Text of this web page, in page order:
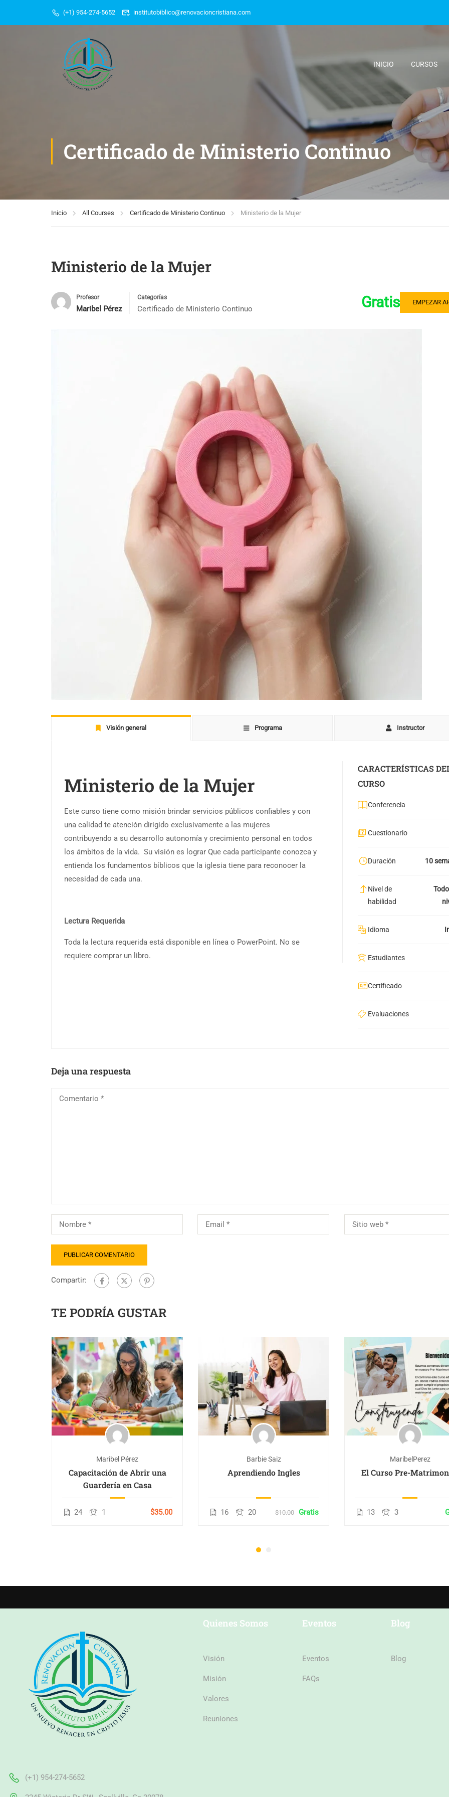
(+1) 954-274-5652 institutobiblico@renovacioncristiana.com
INICIO CURSOS
Certificado de Ministerio Continuo
Inicio All Courses Certificado de Ministerio Continuo Ministerio de la Mujer
Ministerio de la Mujer
Profesor
Maribel Pérez
Categorías
Certificado de Ministerio Continuo Gratis EMPEZAR
Visión general Programa Instructor
Ministerio de la Mujer
Este curso tiene como misión brindar servicios públicos confiables y con
una calidad te atención dirigido exclusivamente a las mujeres
contribuyendo a su desarrollo autonomía y crecimiento personal en todos
los ámbitos de la vida. Su visión es lograr Que cada participante conozca y
entienda los fundamentos bíblicos que la iglesia tiene para reconocer la
necesidad de cada una.
Lectura Requerida
Toda la lectura requerida está disponible en línea o PowerPoint. No se
requiere comprar un libro.
CARACTERÍSTICAS
CURSO
Conferencia
Cuestionario
Duración 10
Nivel de
habilidad
Idioma
Estudiantes
Certificado
Evaluaciones
Deja una respuesta
Compartir:
TE PODRÍA GUSTAR
Maribel Pérez
Capacitación de Abrir una
Guardería en Casa
24 1 $35.00
Barbie Saiz
Aprendiendo Ingles
16 20 $10.00 Gratis
MaribelPerez
El Curso Pre-
13 3
(+1) 954-274-5652
Quienes Somos
Visión
Misión
Valores
Reuniones
Eventos
Eventos
FAQs
Blog
Blog